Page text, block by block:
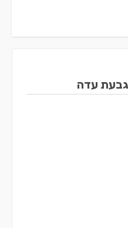
גבעת עדה